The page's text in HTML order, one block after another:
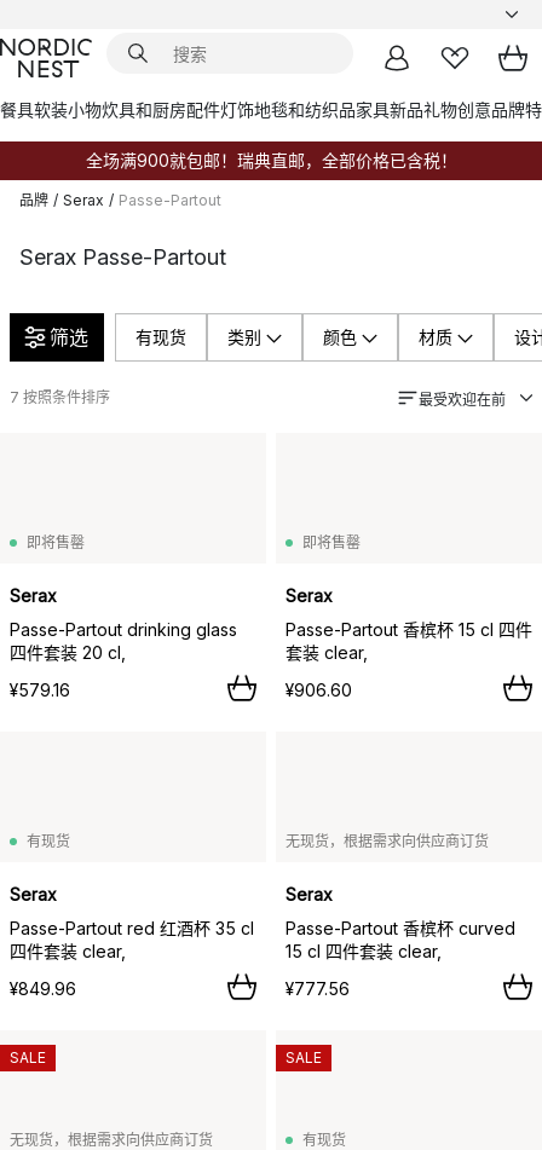
餐具软装小物炊具和厨房配件灯饰地毯和纺织品家具新品礼物创意品牌
全场满900就包邮！瑞典直邮，全部价格已含税！
品牌 / Serax / Passe-Partout
Serax Passe-Partout
筛选 有现货 类别 颜色 材质 设
7 按照条件排序 最受欢迎在前
即将售罄
Serax
Passe-Partout drinking glass
四件套装 20 cl,
¥579.16
即将售罄
Serax
Passe-Partout 香槟杯 15 cl 四件
套装 clear,
¥906.60
有现货
Serax
Passe-Partout red 红酒杯 35 cl
四件套装 clear,
¥849.96
无现货，根据需求向供应商订货
Serax
Passe-Partout 香槟杯 curved
15 cl 四件套装 clear,
¥777.56
无现货，根据需求向供应商订货
SALE
有现货
SALE